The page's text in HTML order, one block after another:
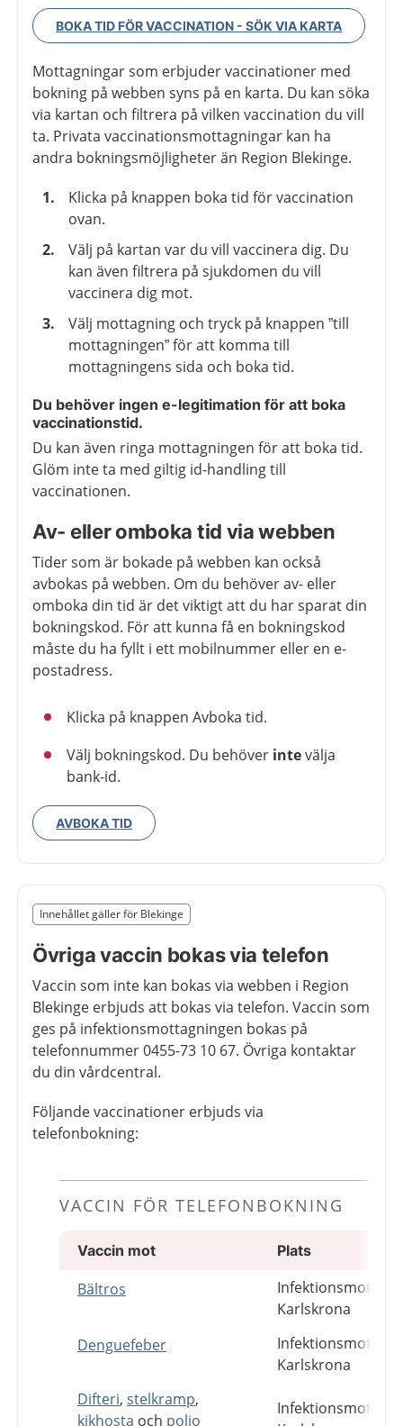
BOKA TID FÖR VACCINATION - SÖK VIA KARTA
Mottagningar som erbjuder vaccinationer med
bokning på webben syns på en karta. Du kan söka
via kartan och filtrera på vilken vaccination du vill
ta. Privata vaccinationsmottagningar kan ha
andra bokningsmöjligheter än Region Blekinge.
Klicka på knappen boka tid för vaccination
ovan.
Välj på kartan var du vill vaccinera dig. Du
kan även filtrera på sjukdomen du vill
vaccinera dig mot.
Välj mottagning och tryck på knappen ”till
mottagningen” för att komma till
mottagningens sida och boka tid.
Du behöver ingen e-legitimation för att boka
vaccinationstid.
Du kan även ringa mottagningen för att boka tid.
Glöm inte ta med giltig id-handling till
vaccinationen.
Av- eller omboka tid via webben
Tider som är bokade på webben kan också
avbokas på webben. Om du behöver av- eller
omboka din tid är det viktigt att du har sparat din
bokningskod. För att kunna få en bokningskod
måste du ha fyllt i ett mobilnummer eller en e-
postadress.
Klicka på knappen Avboka tid.
Välj bokningskod. Du behöver intevälja
bank-id.
AVBOKA TID
Nedan innehåll gäller region Blekinge
Innehållet gäller för Blekinge
Övriga vaccin bokas via telefon
Vaccin som inte kan bokas via webben i Region
Blekinge erbjuds att bokas via telefon. Vaccin som
ges på infektionsmottagningen bokas på
telefonnummer 0455-73 10 67. Övriga kontaktar
du din vårdcentral.
Följande vaccinationer erbjuds via
telefonbokning:
VACCIN FÖR TELEFONBOKNING
Vaccin mot Plats
Bältros
Karlskrona
Denguefeber
Karlskrona
Difteri, stelkramp,
kikhosta och polio
Slut på det regionala tillägget från region Blekinge